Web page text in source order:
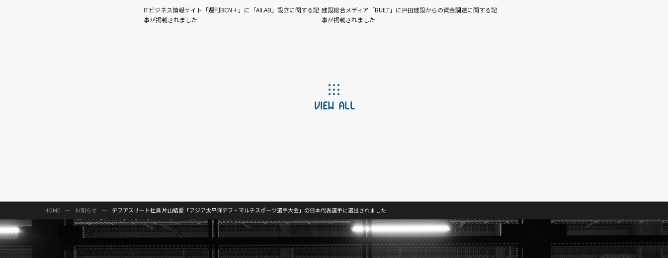
ITビジネス情報サイト「週刊BCN＋」に「AILAB」設立に関する記
事が掲載されました
建設総合メディア「BUILT」に戸田建設からの資金調達に関する記
事が掲載されました
VIEW ALL
HOME お知らせ デフアスリート社員 片山結愛「アジア太平洋デフ・マルチスポーツ選手大会」の日本代表選手に選出されました